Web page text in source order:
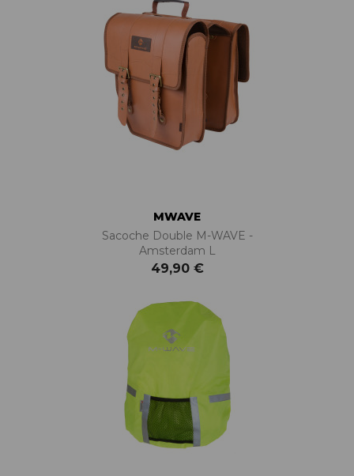
MWAVE
Sacoche Double M-WAVE -
Amsterdam L
49,90 €